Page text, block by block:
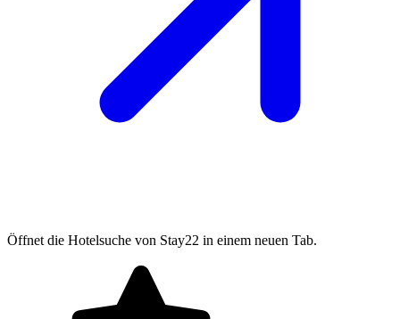
Öffnet die Hotelsuche von Stay22 in einem neuen Tab.